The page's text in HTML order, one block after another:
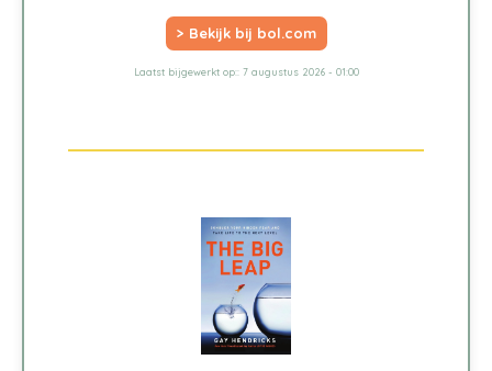
> Bekijk bij bol.com
Laatst bijgewerkt op:: 7 augustus 2026 - 01:00